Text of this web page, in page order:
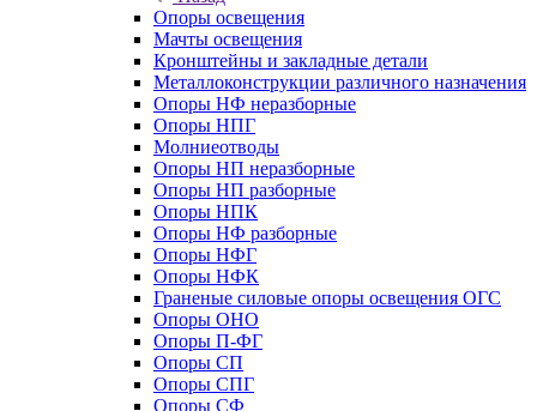
Опоры освещения
Мачты освещения
Кронштейны и закладные детали
Металлоконструкции различного назначения
Опоры НФ неразборные
Опоры НПГ
Молниеотводы
Опоры НП неразборные
Опоры НП разборные
Опоры НПК
Опоры НФ разборные
Опоры НФГ
Опоры НФК
Граненые силовые опоры освещения ОГС
Опоры ОНО
Опоры П-ФГ
Опоры СП
Опоры СПГ
Опоры СФ